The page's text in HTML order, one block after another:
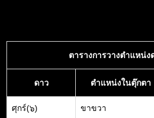
ตารางการวางตำแหน่
ดาว ตำแหน่งในตุ๊กตา
ศุกร์(๖) ขาขวา